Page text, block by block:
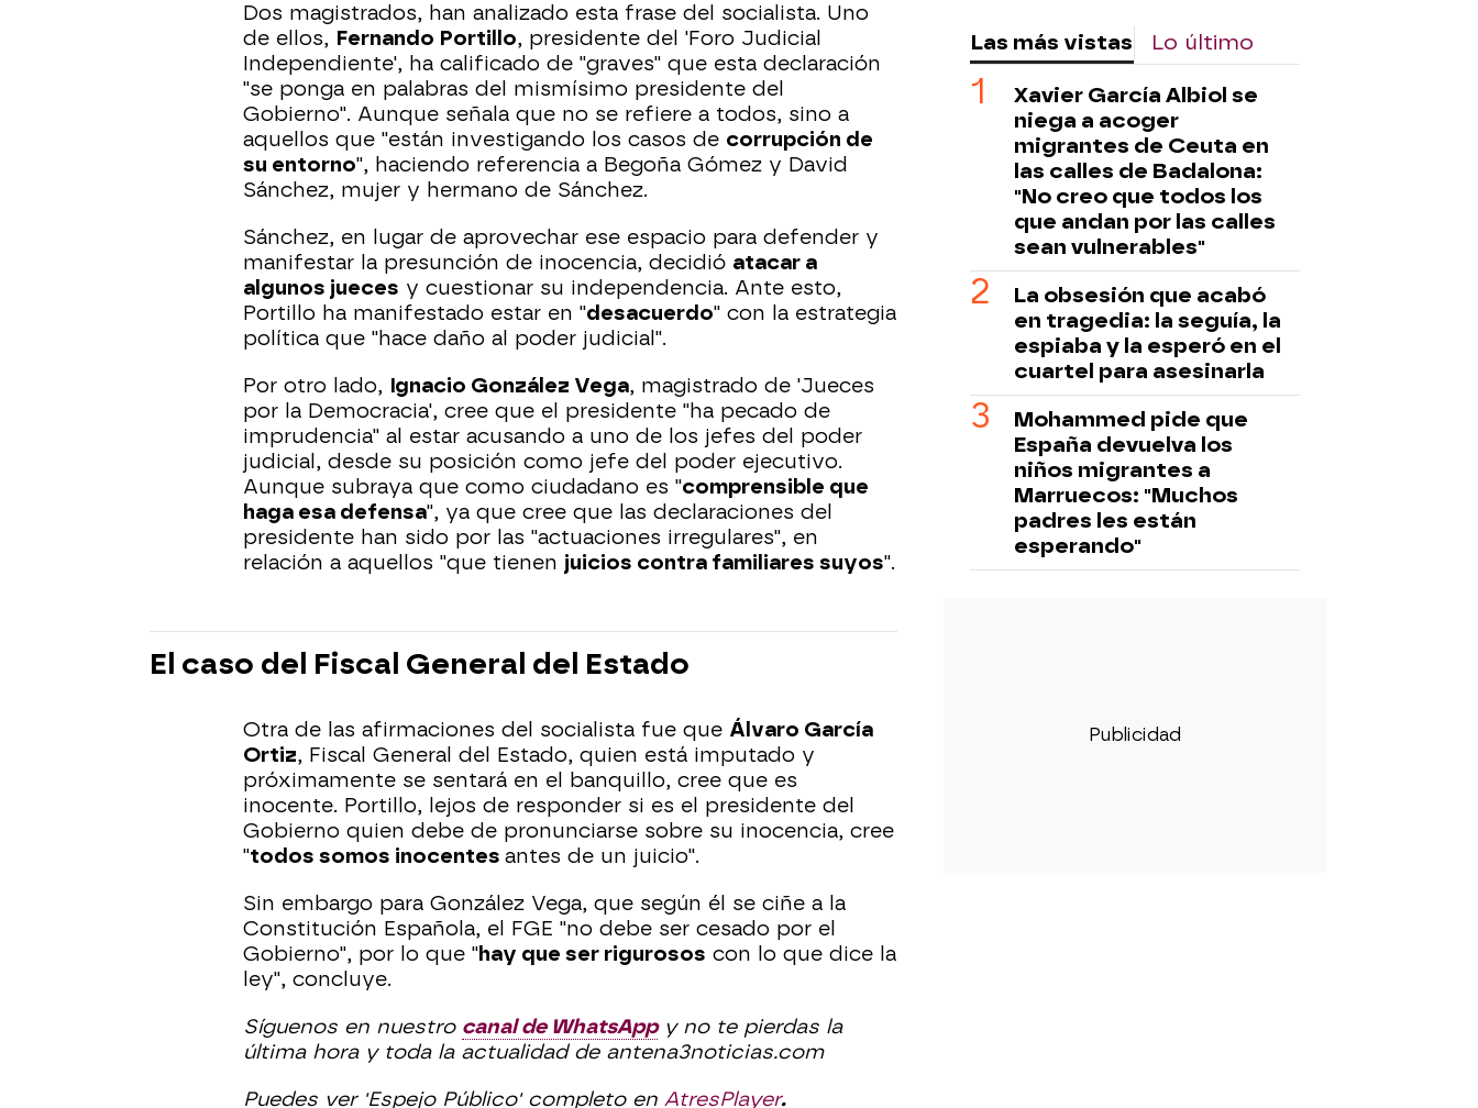
Dos magistrados, han analizado esta frase del socialista. Uno
de ellos, Fernando Portillo, presidente del 'Foro Judicial
Independiente', ha calificado de "graves" que esta declaración
"se ponga en palabras del mismísimo presidente del
Gobierno". Aunque señala que no se refiere a todos, sino a
aquellos que "están investigando los casos de corrupción de
su entorno", haciendo referencia a Begoña Gómez y David
Sánchez, mujer y hermano de Sánchez.
Sánchez, en lugar de aprovechar ese espacio para defender y
manifestar la presunción de inocencia, decidió atacar a
algunos jueces y cuestionar su independencia. Ante esto,
Portillo ha manifestado estar en "desacuerdo" con la estrategia
política que "hace daño al poder judicial".
Por otro lado, Ignacio González Vega, magistrado de 'Jueces
por la Democracia', cree que el presidente "ha pecado de
imprudencia" al estar acusando a uno de los jefes del poder
judicial, desde su posición como jefe del poder ejecutivo.
Aunque subraya que como ciudadano es "comprensible que
haga esa defensa", ya que cree que las declaraciones del
presidente han sido por las "actuaciones irregulares", en
relación a aquellos "que tienen juicios contra familiares suyos".
El caso del Fiscal General del Estado
Otra de las afirmaciones del socialista fue que Álvaro García
Ortiz, Fiscal General del Estado, quien está imputado y
próximamente se sentará en el banquillo, cree que es
inocente. Portillo, lejos de responder si es el presidente del
Gobierno quien debe de pronunciarse sobre su inocencia, cree
"todos somos inocentes antes de un juicio".
Sin embargo para González Vega, que según él se ciñe a la
Constitución Española, el FGE "no debe ser cesado por el
Gobierno", por lo que "hay que ser rigurosos con lo que dice la
ley", concluye.
Síguenos en nuestro canal de WhatsAppy no te pierdas la
última hora y toda la actualidad de antena3noticias.com
Puedes ver 'Espejo Público' completo en AtresPlayer.
Las más vistas Lo último
Xavier García Albiol se
niega a acoger
migrantes de Ceuta en
las calles de Badalona:
"No creo que todos los
que andan por las calles
sean vulnerables"
La obsesión que acabó
en tragedia: la seguía, la
espiaba y la esperó en el
cuartel para asesinarla
Mohammed pide que
España devuelva los
niños migrantes a
Marruecos: "Muchos
padres les están
esperando"